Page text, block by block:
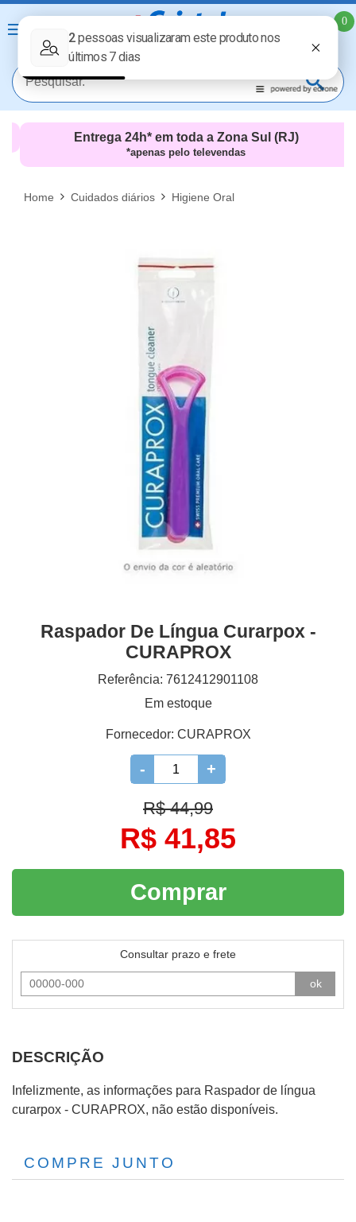
0
MAIS RESULTADOS FECHAR [X]
Entrega 24h* em toda a Zona Sul (RJ)
*apenas pelo televendas
Home Cuidados diários Higiene Oral
Raspador De Língua Curarpox -
CURAPROX
Referência: 7612412901108
Em estoque
Fornecedor: CURAPROX
- +
R$ 44,99
R$ 41,85
Comprar
Consultar prazo e frete
ok
DESCRIÇÃO
Infelizmente, as informações para Raspador de língua
curarpox - CURAPROX, não estão disponíveis.
COMPRE JUNTO